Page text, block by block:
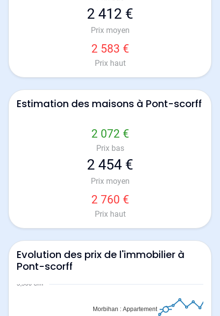
2 412 €
Prix moyen
2 583 €
Prix haut
Estimation des maisons à Pont-scorff
2 072 €
Prix bas
2 454 €
Prix moyen
2 760 €
Prix haut
Evolution des prix de l'immobilier à
Pont-scorff